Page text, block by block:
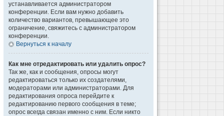
устанавливается администратором
конференции. Если вам нужно добавить
количество вариантов, превышающее это
ограничение, свяжитесь с администратором
конференции.
Вернуться к началу
Как мне отредактировать или удалить опрос?
Так же, как и сообщения, опросы могут
редактироваться только их создателями,
модераторами или администраторами. Для
редактирования опроса перейдите к
редактированию первого сообщения в теме;
опрос всегда связан именно с ним. Если никто